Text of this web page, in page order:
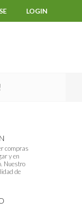
LOGIN
compras
y en
Nuestro
de